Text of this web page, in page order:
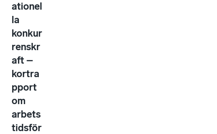
ationel
la
konkur
renskr
aft –
kortra
pport
om
arbets
tidsför